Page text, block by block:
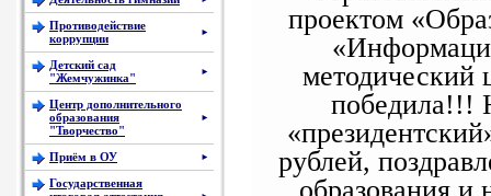
проектом
победила!!!
рублей,
Противодействие
коррупции
►
Детский сад
"Жемчужинка"
►
Центр дополнительного
образования
"Творчество"
►
Приём в ОУ ►
Государственная